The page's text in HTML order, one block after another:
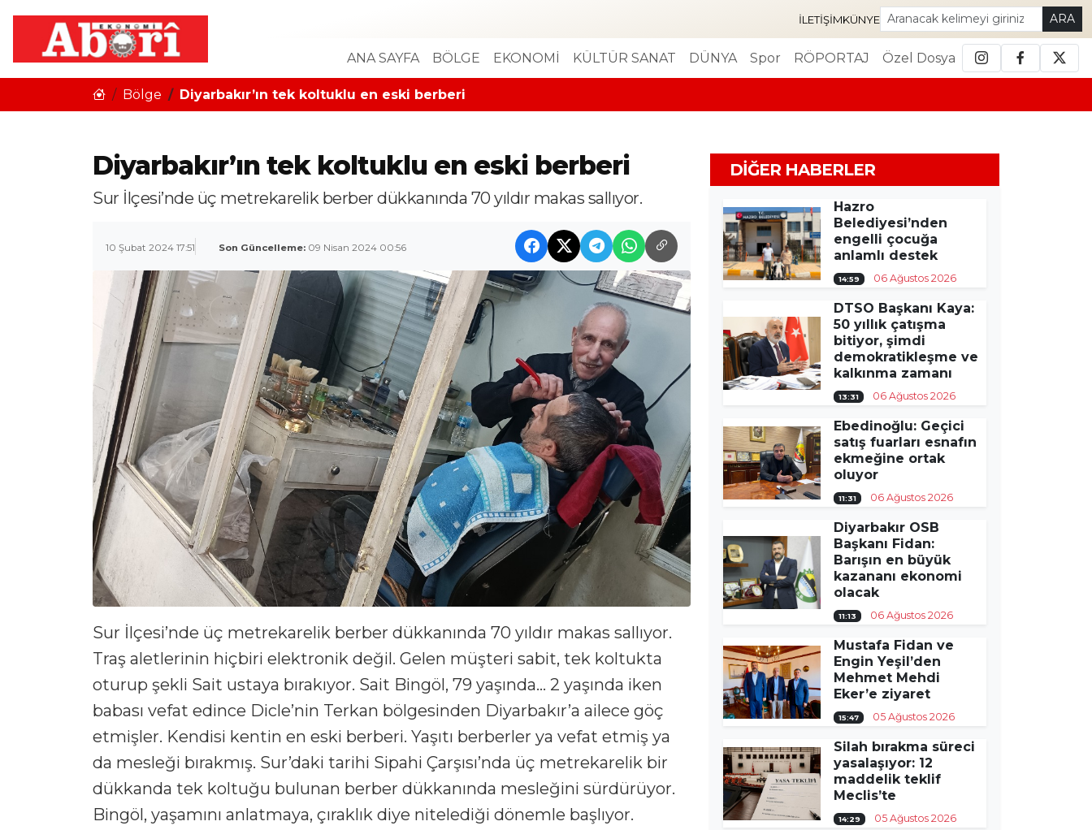
İLETIŞIMKÜNYE ARA
ANA SAYFA BÖLGE EKONOMİ KÜLTÜR SANAT DÜNYA Spor RÖPORTAJ Özel Dosya
Bölge Diyarbakır’ın tek koltuklu en eski berberi
Diyarbakır’ın tek koltuklu en eski berberi
Sur İlçesi’nde üç metrekarelik berber dükkanında 70 yıldır makas sallıyor.
10 Şubat 2024 17:51 Son Güncelleme: 09 Nisan 2024 00:56
Sur İlçesi’nde üç metrekarelik berber dükkanında 70 yıldır makas sallıyor.
Traş aletlerinin hiçbiri elektronik değil. Gelen müşteri sabit, tek koltukta
oturup şekli Sait ustaya bırakıyor. Sait Bingöl, 79 yaşında… 2 yaşında iken
babası vefat edince Dicle’nin Terkan bölgesinden Diyarbakır’a ailece göç
etmişler. Kendisi kentin en eski berberi. Yaşıtı berberler ya vefat etmiş ya
da mesleği bırakmış. Sur’daki tarihi Sipahi Çarşısı’nda üç metrekarelik bir
dükkanda tek koltuğu bulunan berber dükkanında mesleğini sürdürüyor.
Bingöl, yaşamını anlatmaya, çıraklık diye nitelediği dönemle başlıyor.
DIĞER HABERLER
Hazro
Belediyesi’nden
engelli çocuğa
anlamlı destek
14:59 06 Ağustos 2026
DTSO Başkanı Kaya:
50 yıllık çatışma
bitiyor, şimdi
demokratikleşme ve
kalkınma zamanı
13:31 06 Ağustos 2026
Ebedinoğlu: Geçici
satış fuarları esnafın
ekmeğine ortak
oluyor
11:31 06 Ağustos 2026
Diyarbakır OSB
Başkanı Fidan:
Barışın en büyük
kazananı ekonomi
olacak
11:13 06 Ağustos 2026
Mustafa Fidan ve
Engin Yeşil’den
Mehmet Mehdi
Eker’e ziyaret
15:47 05 Ağustos 2026
Silah bırakma süreci
yasalaşıyor: 12
maddelik teklif
Meclis’te
14:29 05 Ağustos 2026